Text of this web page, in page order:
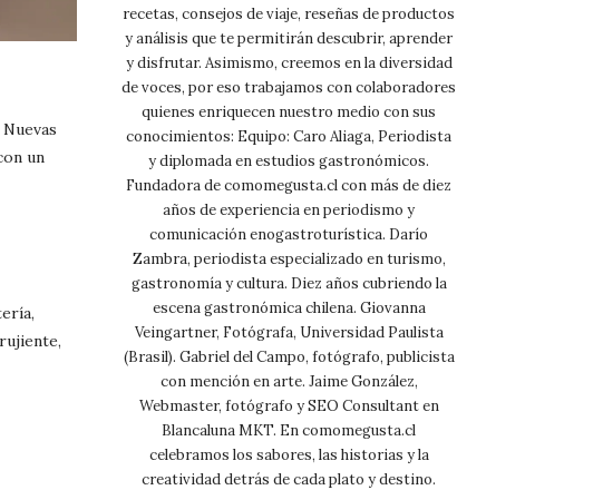
un
recetas, consejos de viaje, reseñas de productos
y análisis que te permitirán descubrir, aprender
y disfrutar. Asimismo, creemos en la diversidad
de voces, por eso trabajamos con colaboradores
quienes enriquecen nuestro medio con sus
conocimientos: Equipo: Caro Aliaga, Periodista
y diplomada en estudios gastronómicos.
Fundadora de comomegusta.cl con más de diez
años de experiencia en periodismo y
comunicación enogastroturística. Darío
Zambra, periodista especializado en turismo,
gastronomía y cultura. Diez años cubriendo la
escena gastronómica chilena. Giovanna
Veingartner, Fotógrafa, Universidad Paulista
(Brasil). Gabriel del Campo, fotógrafo, publicista
con mención en arte. Jaime González,
Webmaster, fotógrafo y SEO Consultant en
Blancaluna MKT. En comomegusta.cl
celebramos los sabores, las historias y la
creatividad detrás de cada plato y destino.